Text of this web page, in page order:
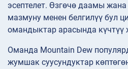
эсептелет. Өзгөчө даамы
мазмуну менен белгилүү бул
омандыктар арасында күчтүү
Оманда Mountain Dew
жумшак суусундуктар